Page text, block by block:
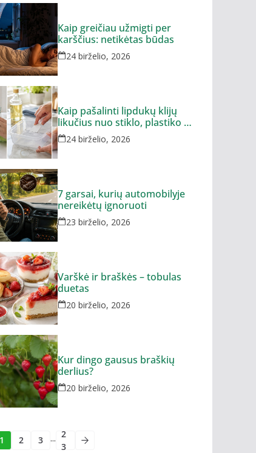
Kaip greičiau užmigti per
karščius: netikėtas būdas
24 birželio, 2026
Kaip pašalinti lipdukų klijų
likučius nuo stiklo, plastiko ar
metalo
24 birželio, 2026
7 garsai, kurių automobilyje
nereikėtų ignoruoti
23 birželio, 2026
Varškė ir braškės – tobulas
duetas
20 birželio, 2026
Kur dingo gausus braškių
derlius?
20 birželio, 2026
1 2 3 ... 2
3